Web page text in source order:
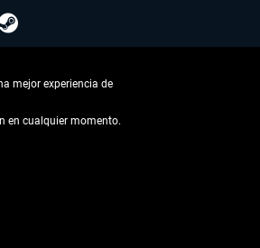
Aerosoft GmbH - Todos los derechos
mejor experiencia de
en cualquier momento.